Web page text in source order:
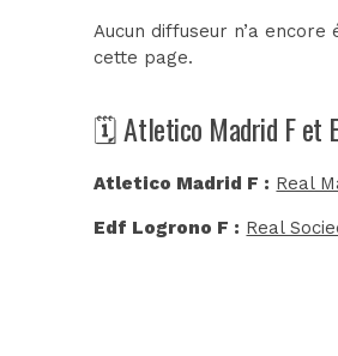
Aucun diffuseur n’a
cette page.
🗓️ Atletico Madrid F et
Atletico Madrid F : Real
Edf Logrono F : Real